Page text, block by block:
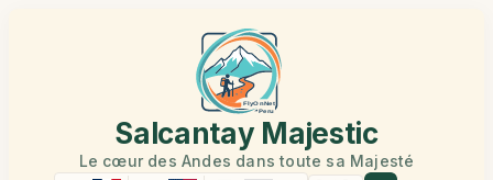
Salcantay Majestic
Le cœur des Andes dans toute sa Majesté